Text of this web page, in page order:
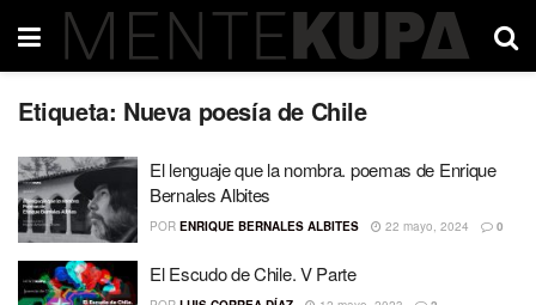
Etiqueta: Nueva poesía de Chile
El lenguaje que la nombra. poemas de Enrique
Bernales Albites
POR ENRIQUE BERNALES ALBITES 22 mayo, 2024 0
El Escudo de Chile. V Parte